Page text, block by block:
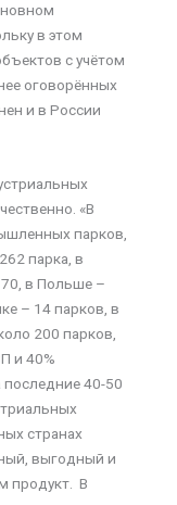
в этом
с учётом
оговорённых
и в России
«В
парков,
парка, в
в Польше –
– 14 парков, в
200 парков,
и 40%
последние 40-50
странах
выгодный и
продукт. В